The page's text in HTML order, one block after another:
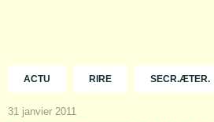
ACTU RIRE SECR.ÆTER.
31 janvier 2011